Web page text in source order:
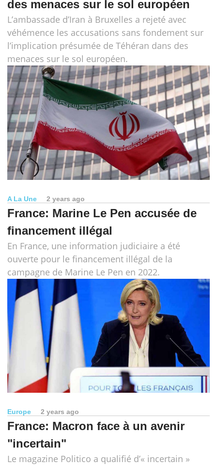
des menaces sur le sol européen
L’ambassade d’Iran à Bruxelles a rejeté avec
véhémence les accusations sans fondement sur
l’implication présumée de Téhéran dans des
menaces sur le sol européen.
A La Une 2 years ago
France: Marine Le Pen accusée de
financement illégal
En France, une information judiciaire a été
ouverte pour le financement illégal de la
campagne de Marine Le Pen en 2022.
Europe 2 years ago
France: Macron face à un avenir
"incertain"
Le magazine Politico a qualifié d’« incertain »